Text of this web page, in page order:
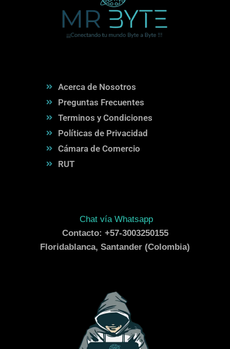
Acerca de Nosotros
Preguntas Frecuentes
Terminos y Condiciones
Políticas de Privacidad
Cámara de Comercio
RUT
Chat vía Whatsapp
Contacto: +57-3003250155
Floridablanca, Santander (Colombia)